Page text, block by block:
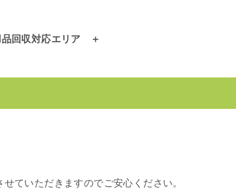
回収対応エリア
ていただきますのでご安心ください。